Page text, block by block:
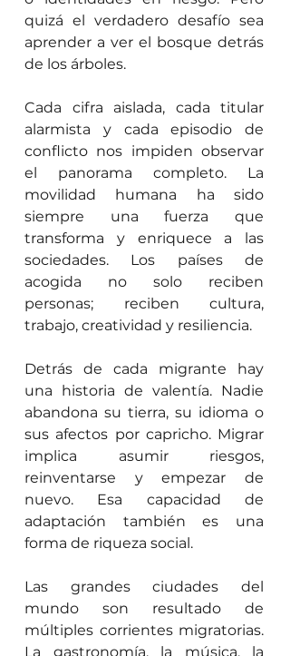
quizá el verdadero desafío sea
aprender a ver el bosque detrás
de los árboles.
Cada cifra aislada, cada titular
alarmista y cada episodio de
conflicto nos impiden observar
el panorama completo. La
movilidad humana ha sido
siempre una fuerza que
transforma y enriquece a las
sociedades. Los países de
acogida no solo reciben
personas; reciben cultura,
trabajo, creatividad y resiliencia.
Detrás de cada migrante hay
una historia de valentía. Nadie
abandona su tierra, su idioma o
sus afectos por capricho. Migrar
implica asumir riesgos,
reinventarse y empezar de
nuevo. Esa capacidad de
adaptación también es una
forma de riqueza social.
Las grandes ciudades del
mundo son resultado de
múltiples corrientes migratorias.
La gastronomía, la música, la